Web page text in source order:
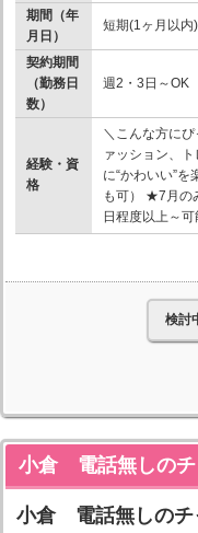
期間（年
月日）
短期(1ヶ月以内)
契約期間
（勤務日
数）
週2・3日～OK
経験・資
格
＼こんな方に
ァッション、
に“かわいい”
も可） ★7月の
日程度以上～
検討
小倉 電話無しの
小倉 電話無しのチ